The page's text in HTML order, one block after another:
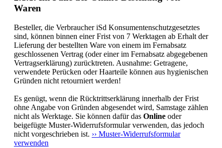
Waren
Besteller, die Verbraucher iSd Konsumentenschutzgesetztes
sind, können binnen einer Frist von 7 Werktagen ab Erhalt der
Lieferung der bestellten Ware von einem im Fernabsatz
geschlossenen Vertrag (oder einer im Fernabsatz abgegebenen
Vertragserklärung) zurücktreten. Ausnahme: Getragene,
verwendete Perücken oder Haarteile können aus hygienischen
Gründen nicht retourniert werden!
Es genügt, wenn die Rücktrittserklärung innerhalb der Frist
ohne Angabe von Gründen abgesendet wird, Samstage zählen
nicht als Werktage. Sie können dafür das Online oder
beigefügte Muster-Widerrufsformular verwenden, das jedoch
nicht vorgeschrieben ist. ›› Muster-Widerrufsformular
verwenden